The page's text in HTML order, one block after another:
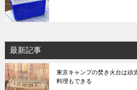
最新記事
東京キャンプの焚き火台は頑
料理もできる